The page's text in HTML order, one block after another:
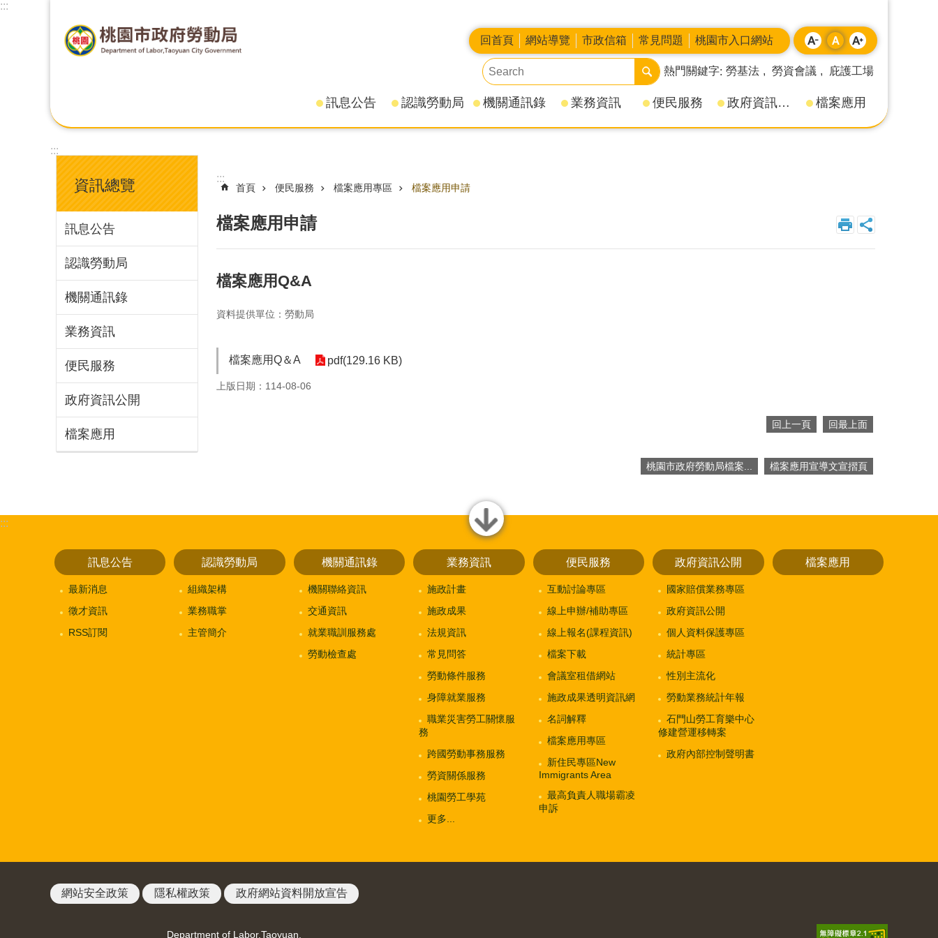
:::
回首頁 網站導覽 市政信箱 常見問題 桃園市入口網站
熱門關鍵字 勞基法 勞資會議 庇護工場
訊息公告 認識勞動局 機關通訊錄 業務資訊 便民服務 政府資訊公開 檔案應用
:::
資訊總覽
訊息公告
認識勞動局
機關通訊錄
業務資訊
便民服務
政府資訊公開
檔案應用
:::
首頁 便民服務 檔案應用專區 檔案應用申請
檔案應用申請
檔案應用Q&A
資料提供單位：勞動局
檔案應用Q＆A pdf(129.16 KB)
上版日期：114-08-06
回上一頁 回最上面
桃園市政府勞動局檔案... 檔案應用宣導文宣摺頁
close
:::
訊息公告
最新消息
徵才資訊
RSS訂閱
認識勞動局
組織架構
業務職掌
主管簡介
機關通訊錄
機關聯絡資訊
交通資訊
就業職訓服務處
勞動檢查處
業務資訊
施政計畫
施政成果
法規資訊
常見問答
勞動條件服務
身障就業服務
職業災害勞工關懷服
務
跨國勞動事務服務
勞資關係服務
桃園勞工學苑
更多...
便民服務
互動討論專區
線上申辦/補助專區
線上報名(課程資訊)
檔案下載
會議室租借網站
施政成果透明資訊網
名詞解釋
檔案應用專區
新住民專區New
Immigrants Area
最高負責人職場霸凌
申訴
政府資訊公開
國家賠償業務專區
政府資訊公開
個人資料保護專區
統計專區
性別主流化
勞動業務統計年報
石門山勞工育樂中心
修建營運移轉案
政府內部控制聲明書
檔案應用
網站安全政策 隱私權政策 政府網站資料開放宣告
Department of Labor,Taoyuan.